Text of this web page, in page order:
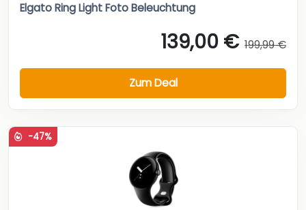
Elgato Ring Light Foto Beleuchtung
139,00 € 199,99 €
Zum Deal
-47%